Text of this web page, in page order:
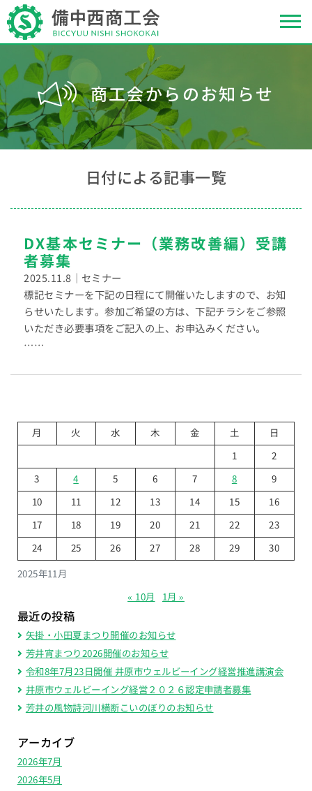
商工会からのお知らせ
日付による記事一覧
DX基本セミナー（業務改善編）受講
者募集
2025.11.8 ｜セミナー
標記セミナーを下記の日程にて開催いたしますので、お知
らせいたします。参加ご希望の方は、下記チラシをご参照
いただき必要事項をご記入の上、お申込みください。
……
2025年11月
月 火 水 木 金 土
日
1
2
3
4 5 6 7 8
9
10
11 12 13 14 15
16
17
18 19 20 21 22
23
24
25 26 27 28 29 30
« 10月 1月 »
最近の投稿
矢掛・小田夏まつり開催のお知らせ
芳井宵まつり2026開催のお知らせ
令和8年7月23日開催 井原市ウェルビーイング経営推進講演会
井原市ウェルビーイング経営２０２６認定申請者募集
芳井の風物詩河川横断こいのぼりのお知らせ
アーカイブ
2026年7月
2026年5月